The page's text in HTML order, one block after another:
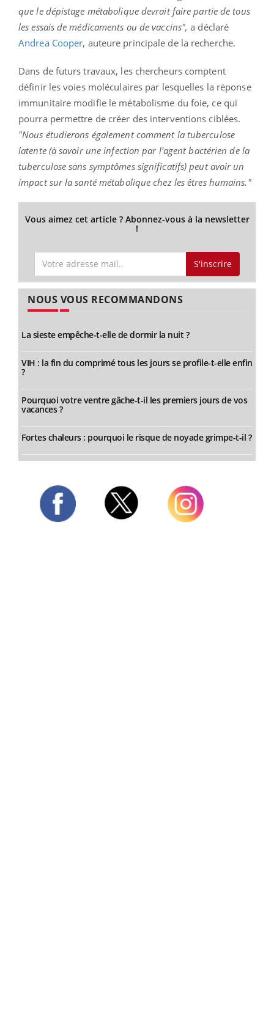
que le dépistage métabolique devrait faire partie de tous
les essais de médicaments ou de vaccins", a déclaré
Andrea Cooper, auteure principale de la recherche.
Dans de futurs travaux, les chercheurs comptent
définir les voies moléculaires par lesquelles la réponse
immunitaire modifie le métabolisme du foie, ce qui
pourra permettre de créer des interventions ciblées.
"Nous étudierons également comment la tuberculose
latente (à savoir une infection par l'agent bactérien de la
tuberculose sans symptômes significatifs) peut avoir un
impact sur la santé métabolique chez les êtres humains."
Vous aimez cet article ? Abonnez-vous à la newsletter
!
S'inscrire
NOUS VOUS RECOMMANDONS
La sieste empêche-t-elle de dormir la nuit ?
VIH : la fin du comprimé tous les jours se profile-t-elle enfin
?
Pourquoi votre ventre gâche-t-il les premiers jours de vos
vacances ?
Fortes chaleurs : pourquoi le risque de noyade grimpe-t-il ?